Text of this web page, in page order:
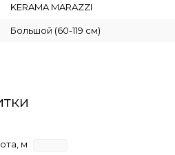
KERAMA MARAZZI
Большой (60-119 см)
м